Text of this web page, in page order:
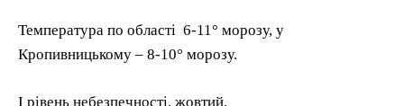
Температура по області 6-11° морозу, у
Кропивницькому – 8-10° морозу.
І рівень небезпечності, жовтий.